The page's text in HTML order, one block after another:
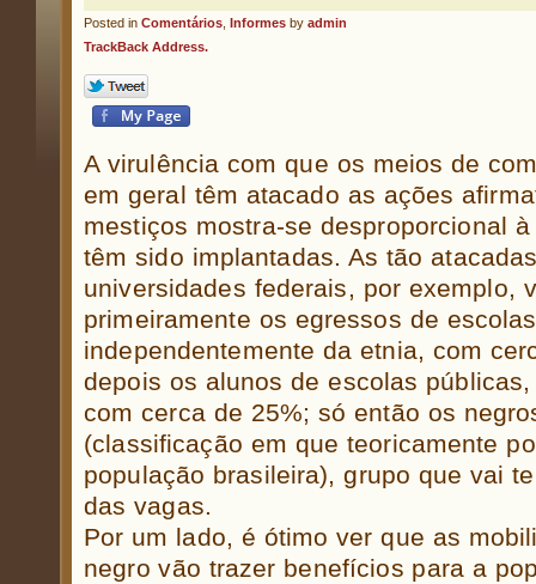
Posted in Comentários Informes by admin
TrackBack Address.
A virulência com que os meios de
em geral têm atacado as ações
mestiços mostra-se desproporcional
têm sido implantadas. As tão
universidades federais, por exemplo,
primeiramente os egressos de
independentemente da etnia, com
depois os alunos de escolas
com cerca de 25%; só então os
(classificação em que teoricamente
população brasileira), grupo que vai
das vagas.
Por um lado, é ótimo ver que as
negro vão trazer benefícios para a